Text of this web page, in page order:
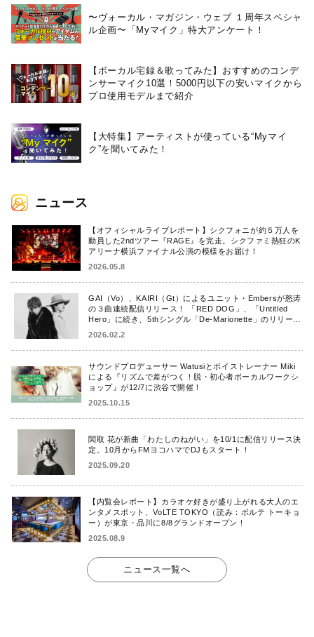
〜ヴォーカル・マガジン・ウェブ １周年スペシャ
ル企画〜「Myマイク」特大アンケート！
【ボーカル宅録＆歌ってみた】おすすめのコンデ
ンサーマイク10選！5000円以下の安いマイクから
プロ使用モデルまで紹介
【大特集】アーティストが使っている“Myマイ
ク”を聞いてみた！
ニュース
【オフィシャルライブレポート】シクフォニが約５万人を
動員した2ndツアー『RAGE』を完走。シクファミ熱狂のK
アリーナ横浜ファイナル公演の模様をお届け！
2026.05.8
GAI（Vo）、KAIRI（Gt）によるユニット・Embersが怒涛
の３曲連続配信リリース！ 「RED DOG」、「Untitled
Hero」に続き、5thシングル「De-Marionette」のリリース
2026.02.2
サウンドプロデューサー Watusiとボイストレーナー Miki
による『リズムで差がつく！脱・初心者ボーカルワークシ
ョップ』が12/7に渋谷で開催！
2025.10.15
関取 花が新曲「わたしのねがい」を10/1に配信リリース決
定。10月からFMヨコハマでDJもスタート！
2025.09.20
【内覧会レポート】カラオケ好きが盛り上がれる大人のエ
ンタメスポット、VoLTE TOKYO（読み：ボルテ トーキョ
ー）が東京・品川に8/8グランドオープン！
2025.08.9
ニュース一覧へ